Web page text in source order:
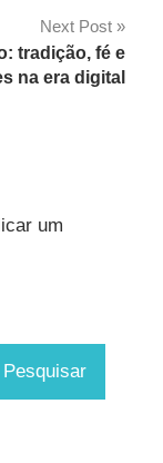
Next Post
tradição, fé e
na era digital
um
Pesquisar